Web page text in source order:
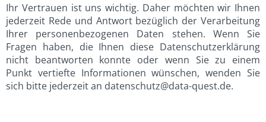
Ihr Vertrauen ist uns wichtig. Daher möchten wir Ihnen
jederzeit Rede und Antwort bezüglich der Verarbeitung
Ihrer personenbezogenen Daten stehen. Wenn Sie
Fragen haben, die Ihnen diese Datenschutzerklärung
nicht beantworten konnte oder wenn Sie zu einem
Punkt vertiefte Informationen wünschen, wenden Sie
sich bitte jederzeit an datenschutz@data-quest.de.